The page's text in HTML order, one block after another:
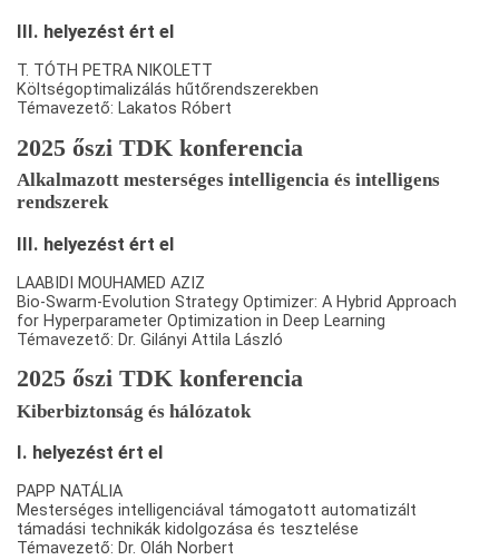
III. helyezést ért el
T. TÓTH PETRA NIKOLETT
Költségoptimalizálás hűtőrendszerekben
Témavezető: Lakatos Róbert
2025 őszi TDK konferencia
Alkalmazott mesterséges intelligencia és intelligens
rendszerek
III. helyezést ért el
LAABIDI MOUHAMED AZIZ
Bio-Swarm-Evolution Strategy Optimizer: A Hybrid Approach
for Hyperparameter Optimization in Deep Learning
Témavezető: Dr. Gilányi Attila László
2025 őszi TDK konferencia
Kiberbiztonság és hálózatok
I. helyezést ért el
PAPP NATÁLIA
Mesterséges intelligenciával támogatott automatizált
támadási technikák kidolgozása és tesztelése
Témavezető: Dr. Oláh Norbert